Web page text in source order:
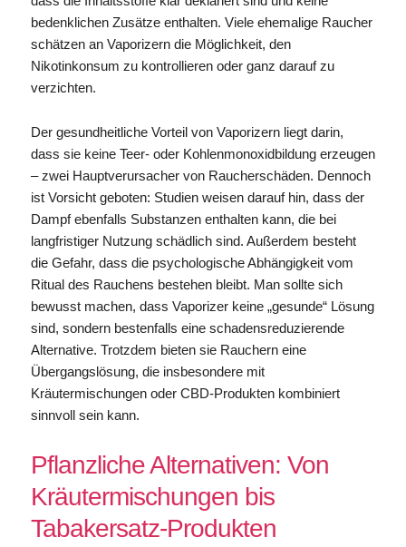
bedenklichen Zusätze enthalten. Viele ehemalige Raucher
schätzen an Vaporizern die Möglichkeit, den
Nikotinkonsum zu kontrollieren oder ganz darauf zu
verzichten.
Der gesundheitliche Vorteil von Vaporizern liegt darin,
dass sie keine Teer- oder Kohlenmonoxidbildung erzeugen
– zwei Hauptverursacher von Raucherschäden. Dennoch
ist Vorsicht geboten: Studien weisen darauf hin, dass der
Dampf ebenfalls Substanzen enthalten kann, die bei
langfristiger Nutzung schädlich sind. Außerdem besteht
die Gefahr, dass die psychologische Abhängigkeit vom
Ritual des Rauchens bestehen bleibt. Man sollte sich
bewusst machen, dass Vaporizer keine „gesunde“ Lösung
sind, sondern bestenfalls eine schadensreduzierende
Alternative. Trotzdem bieten sie Rauchern eine
Übergangslösung, die insbesondere mit
Kräutermischungen oder CBD-Produkten kombiniert
sinnvoll sein kann.
Pflanzliche Alternativen: Von
Kräutermischungen bis
Tabakersatz-Produkten